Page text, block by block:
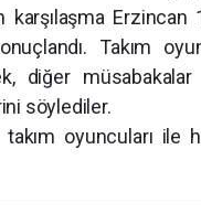
Takım
diğer
söylediler.
oyuncuları ile